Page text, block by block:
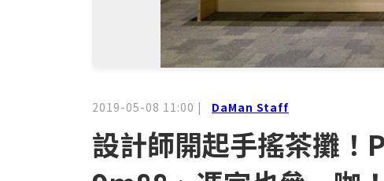
2019-05-08 11:00 | DaMan Staff
設計師開起手搖茶攤！